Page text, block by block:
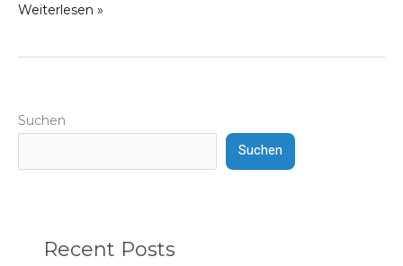
Weiterlesen »
Suchen
Suchen
Recent Posts